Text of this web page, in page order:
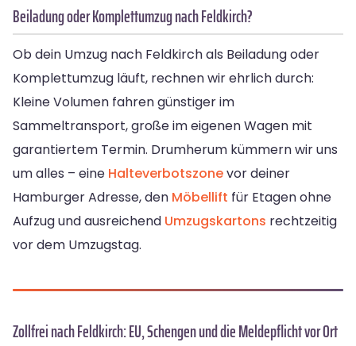
Beiladung oder Komplettumzug nach Feldkirch?
Ob dein Umzug nach Feldkirch als Beiladung oder
Komplettumzug läuft, rechnen wir ehrlich durch:
Kleine Volumen fahren günstiger im
Sammeltransport, große im eigenen Wagen mit
garantiertem Termin. Drumherum kümmern wir uns
um alles – eine Halteverbotszonevor deiner
Hamburger Adresse, den Möbellift für Etagen ohne
Aufzug und ausreichend Umzugskartons rechtzeitig
vor dem Umzugstag.
Zollfrei nach Feldkirch: EU, Schengen und die Meldepflicht vor Ort